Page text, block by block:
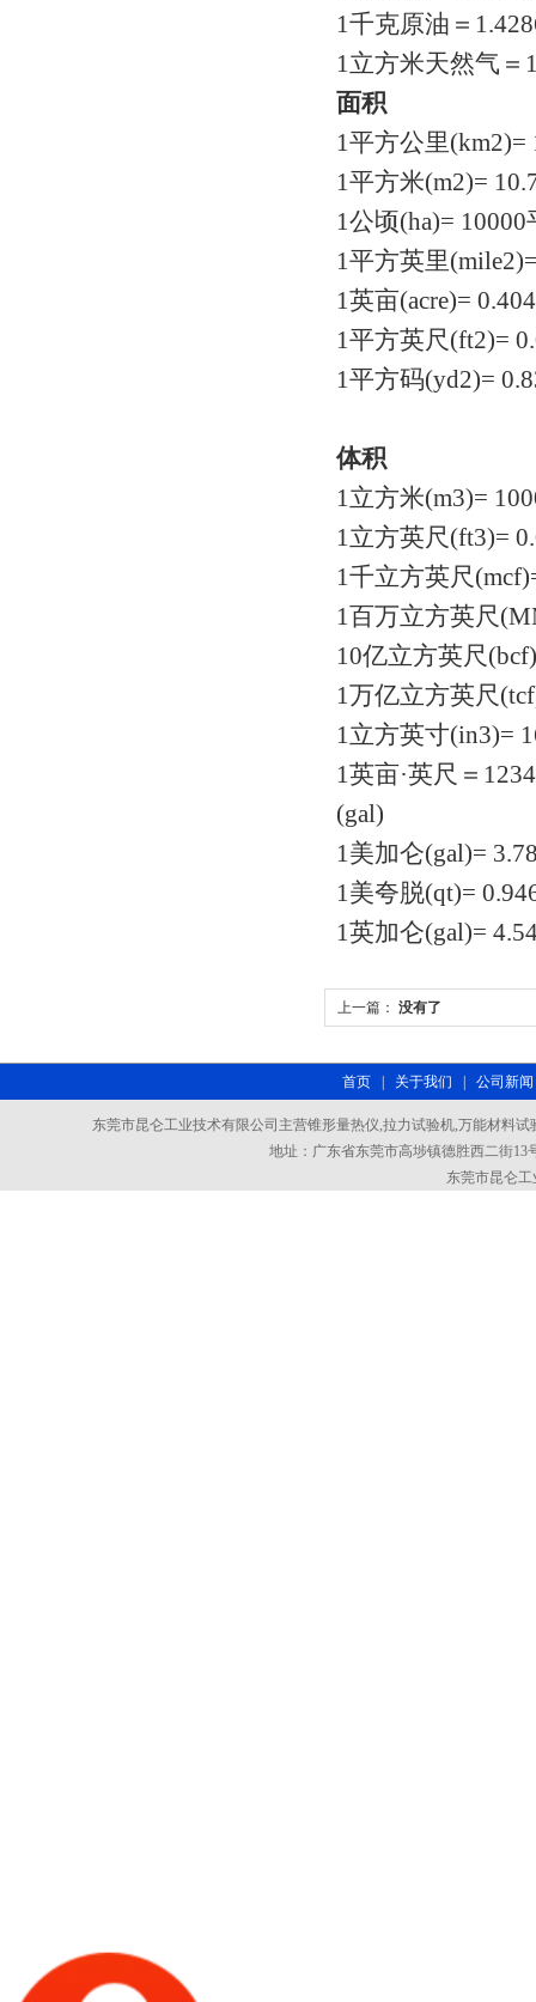
1千克原油＝
1立方米天然气＝
面积
1平方公里
1平方米(m2)=
1公顷(ha)=
1平方英里
1英亩(acre)=
1平方英尺(ft2)=
1平方码(yd2)=
体积
1立方米(m3)=
1立方英尺(ft3)=
1千立方英尺
1百万立方英尺
10亿立方英尺
1万亿立方英尺
1立方英寸(in3)=
1英亩·英尺＝
(gal)
1美加仑(gal)=
1美夸脱(qt)=
1英加仑(gal)=
上一篇： 没有了
首页| 关于我们 公司新闻
东莞市昆仑工业技术有限公司主营锥形量热仪,拉力试验机,万能材料
地址：广东省东莞市高埗镇德胜西二街13
东莞市昆仑